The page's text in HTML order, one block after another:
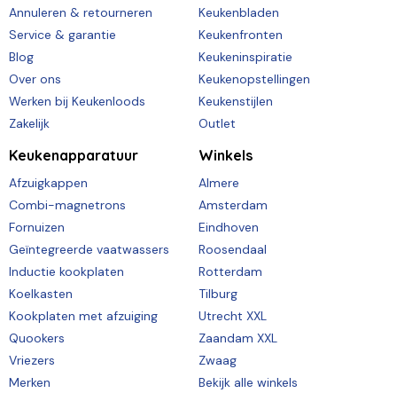
Annuleren & retourneren
Service & garantie
Blog
Over ons
Werken bij Keukenloods
Zakelijk
Keukenbladen
Keukenfronten
Keukeninspiratie
Keukenopstellingen
Keukenstijlen
Outlet
Keukenapparatuur
Afzuigkappen
Combi-magnetrons
Fornuizen
Geïntegreerde vaatwassers
Inductie kookplaten
Koelkasten
Kookplaten met afzuiging
Quookers
Vriezers
Merken
Winkels
Almere
Amsterdam
Eindhoven
Roosendaal
Rotterdam
Tilburg
Utrecht XXL
Zaandam XXL
Zwaag
Bekijk alle winkels